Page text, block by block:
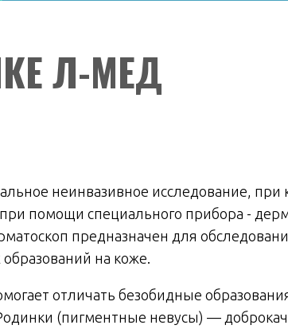
Л-МЕД
неинвазивное исследование, при
помощи специального прибора -
предназначен для
на коже.
отличать безобидные
(пигментные невусы) —